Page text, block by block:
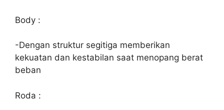
Body :
-Dengan struktur segitiga memberikan
kekuatan dan kestabilan saat menopang berat
beban
Roda :